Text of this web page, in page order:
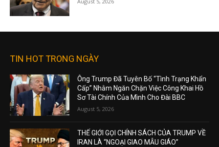
TIN HOT TRONG NGÀY
Ông Trump Đã Tuyên Bố “Tình Trạng Khẩn
Cấp” Nhằm Ngăn Chặn Việc Công Khai Hồ
Sơ Tài Chính Của Mình Cho Đài BBC
August 5, 2026
THẾ GIỚI GỌI CHÍNH SÁCH CỦA TRUMP VỀ
IRAN LÀ “NGOẠI GIAO MẪU GIÁO”